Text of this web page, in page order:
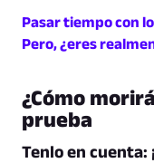
Pasar tiempo con
Pero, ¿eres
¿Cómo
prueba
Tenlo en cuenta: